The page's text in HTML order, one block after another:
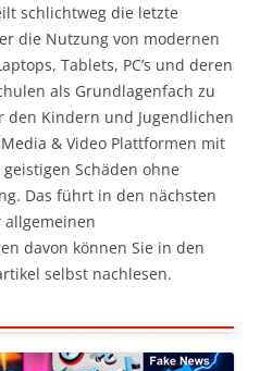
schlichtweg die letzte
die Nutzung von modernen
Tablets, PC’s und deren
als Grundlagenfach zu
Kindern und Jugendlichen
& Video Plattformen mit
Schäden ohne
Das führt in den nächsten
allgemeinen
davon können Sie in den
selbst nachlesen.